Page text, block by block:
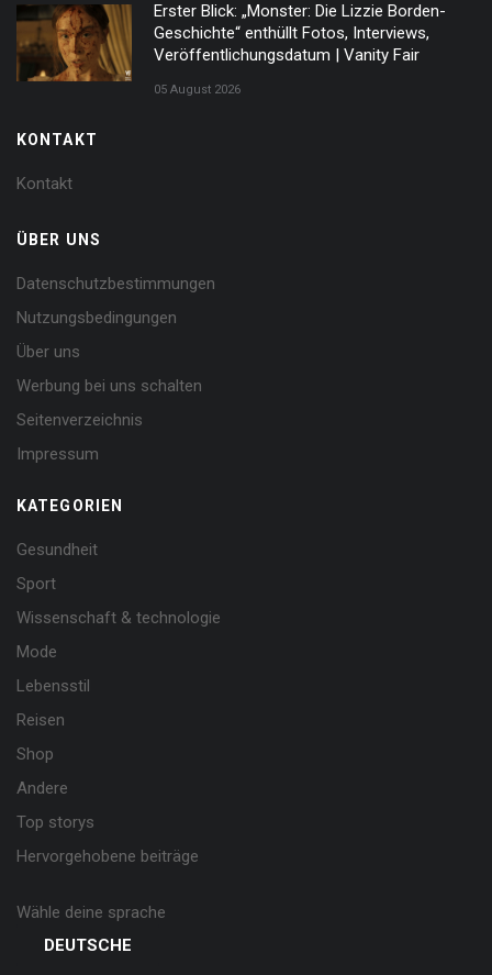
Erster Blick: „Monster: Die Lizzie Borden-
Geschichte“ enthüllt Fotos, Interviews,
Veröffentlichungsdatum | Vanity Fair
05 August 2026
KONTAKT
Kontakt
ÜBER UNS
Datenschutzbestimmungen
Nutzungsbedingungen
Über uns
Werbung bei uns schalten
Seitenverzeichnis
Impressum
KATEGORIEN
Gesundheit
Sport
Wissenschaft & technologie
Mode
Lebensstil
Reisen
Shop
Andere
Top storys
Hervorgehobene beiträge
Wähle deine sprache
DEUTSCHE